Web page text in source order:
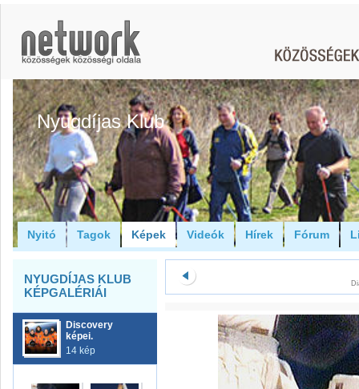
Nyugdíjas Klub
Nyitó Tagok Képek Videók Hírek Fórum
NYUGDÍJAS KLUB
KÉPGALÉRIÁI
Discovery
képei.
14 kép